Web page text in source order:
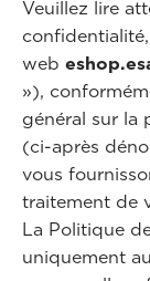
Veuillez lire
web
»),
général sur la
(ci-après
vous
traitement de
La Politique
uniquement